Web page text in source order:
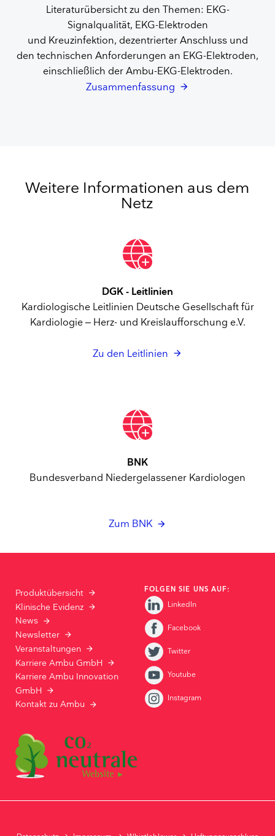
Literaturübersicht zu den Themen: EKG-
Signalqualität, EKG-Elektroden
und Kreuzinfektion, dezentrierter Anschluss und
den technischen Anforderungen an EKG-Elektroden,
einschließlich der Ambu-EKG-Elektroden.
Zusammenfassung
Weitere Informationen aus dem
Netz
DGK - Leitlinien
Kardiologische Leitlinien Deutsche Gesellschaft für
Kardiologie – Herz- und Kreislaufforschung e.V.
Zu den Leitlinien
BNK
Bundesverband Niedergelassener Kardiologen
Zum BNK
Produktübersicht
Klinische Evidenz
News
Newsletter
Veranstaltungen
Karriere Ambu GmbH
Karriere Ambu Innovation
GmbH
Kontakt zu Ambu
FOLGEN SIE UNS AUF:
LinkedIn
Facebook
Twitter
Youtube
Instagram